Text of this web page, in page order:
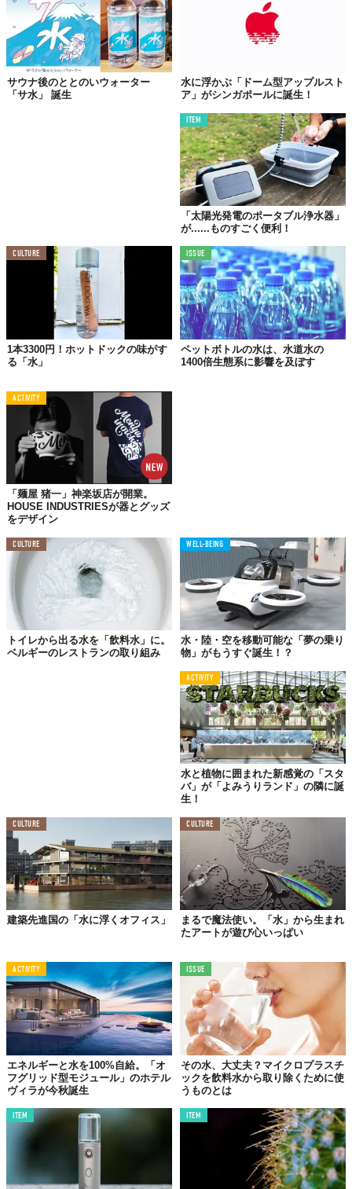
©2020 Stundenglass Technologies
Top image: ©2020 Stundenglass Technologies
TABI LABO
この世界は、もっと広いはずだ。
サウナ後のととのいウォーター
「サ水」 誕生
水に浮かぶ「ドーム型アップルスト
ア」がシンガポールに誕生！
ITEM
「太陽光発電のポータブル浄水器」
が......ものすごく便利！
CULTURE
1本3300円！ホットドックの味がす
る「水」
ISSUE
ペットボトルの水は、水道水の
1400倍生態系に影響を及ぼす
ACTIVITY
「麺屋 猪一」神楽坂店が開業。
HOUSE INDUSTRIESが器とグッズ
をデザイン
CULTURE
トイレから出る水を「飲料水」に。
ベルギーのレストランの取り組み
WELL-BEING
水・陸・空を移動可能な「夢の乗り
物」がもうすぐ誕生！？
ACTIVITY
水と植物に囲まれた新感覚の「スタ
バ」が「よみうりランド」の隣に誕
生！
CULTURE
建築先進国の「水に浮くオフィス」
CULTURE
まるで魔法使い。「水」から生まれ
たアートが遊び心いっぱい
ACTIVITY
エネルギーと水を100%自給。「オ
フグリッド型モジュール」のホテル
ヴィラが今秋誕生
ISSUE
その水、大丈夫？マイクロプラスチ
ックを飲料水から取り除くために使
うものとは
ITEM ITEM